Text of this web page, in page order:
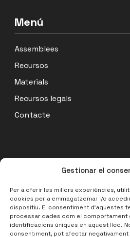
Gestionar el
Per a oferir les millors experiències,
cookies per a emmagatzemar i/o
dispositiu. El consentiment d'aquestes
processar dades com el comportament
identificacions úniques en aquest lloc.
consentiment, pot afectar
Menú
Assemblees
Recursos
Materials
Recursos legals
Contacte
Actualitat
Acta Assemblea
14 julio, 2026
Acta Assemblea de Barris
27 junio, 2026